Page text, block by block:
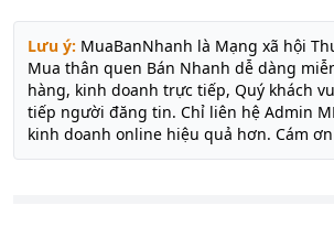
Lưu ý: MuaBanNhanh là Mạng xã hội
Mua thân quen Bán Nhanh dễ dàng
hàng, kinh doanh trực tiếp, Quý khách
tiếp người đăng tin. Chỉ liên hệ Admin
kinh doanh online hiệu quả hơn. Cám ơn